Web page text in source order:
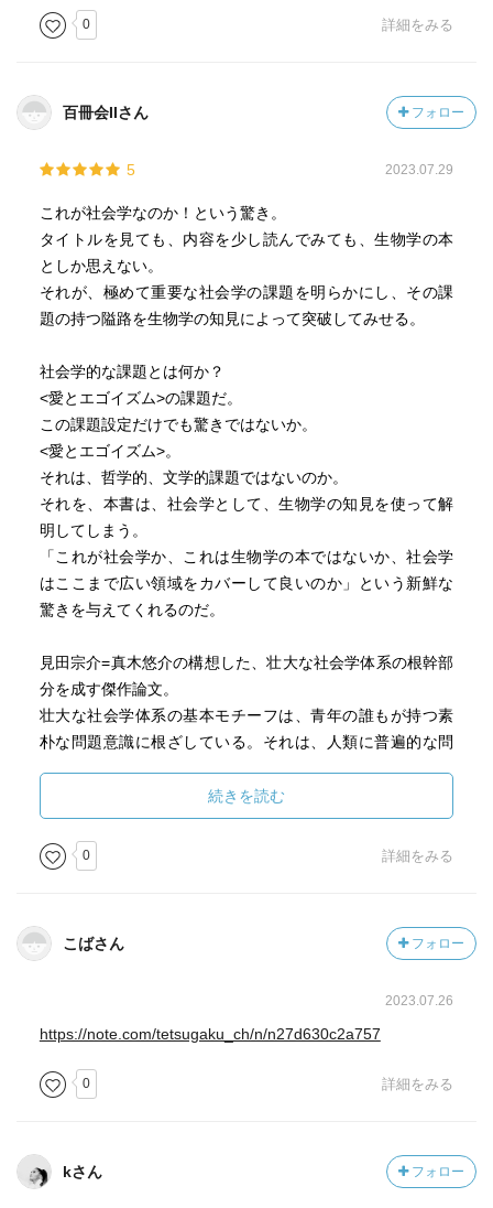
子の淘汰、多細胞化、免疫系の発達、脳神経系の発達)、遺
伝子の目的とは独立の固有の目的を持つテレオノミー的主
能力を前提に群居性・社会性で獲得される
⑦動物個体は生成子からの派生物が生成子の論理の直接の
個体が個体を超えたものを派生させ自立する
と本文を章毎に簡潔に要約し、この論文の意味と価値を評
価し著者の学問的立ち位置や構想・思考の経緯も説明して
いる、流石に優秀なゼミ生である。
宮台真司や小熊英二も彼のゼミ生だった。
先に読んだ利根川進と立花隆の『精神と物質』の内容に重
なるところがある。その部分も抜書きすると。
立花の「遺伝子によって生命現象の大枠が決められている
とすると基本的に生命の神秘なんてものはないということ
になりますか」という問いに利根川は「神秘ということは
要するに理解できないということでしょう。生物というの
たものですよね。無生物からできたものであれば物理及び
化学の方法論で解明できるものです。要するに生物は非常
に複雑な機械にすぎないと思いますね」と答えている。
「人間の精神現象というのは重さも形もない物質としての
実体がないんだから物質レベルで説明をつける意義があま
りないと思いますが」に対して「こういう性状を持たない
もの例えば電気とか磁気も現代物理学の対象になっていま
のに有効な法則を導き出すことが出来ると確信していま
象そのものに興味を持っているのであって必ずしもその原
あいう学問はみんな結局は脳の研究に向かうと思います。
性格形成等の原理が科学的にわかってくればああいう学問
の内容は大いに変わると思います。それがどうなっている
かよくわからないから現象を現象のまま扱う学問が発達し
「すると21世紀には人文科学が解体してブレイン・サイエ
ンスのもとに統合されてしまうことになりますか、文学と
0 詳細をみる
百冊会IIさん フォロー
5 2023.07.29
これが社会学なのか！という驚き。
タイトルを見ても、内容を少し読んでみても、生物学の本
としか思えない。
それが、極めて重要な社会学の課題を明らかにし、その課
題の持つ隘路を生物学の知見によって突破してみせる。
社会学的な課題とは何か？
<愛とエゴイズム>の課題だ。
この課題設定だけでも驚きではないか。
<愛とエゴイズム>。
それは、哲学的、文学的課題ではないのか。
それを、本書は、社会学として、生物学の知見を使って解
明してしまう。
「これが社会学か、これは生物学の本ではないか、社会学
はここまで広い領域をカバーして良いのか」という新鮮な
驚きを与えてくれるのだ。
見田宗介=真木悠介の構想した、壮大な社会学体系の根幹部
分を成す傑作論文。
壮大な社会学体系の基本モチーフは、青年の誰もが持つ素
朴な問題意識に根ざしている。それは、人類に普遍的な問
ひとつは<死とニヒリズムの問題>もう一つは<愛とエゴイズ
ムの問題>だ。
前者については、本書に先立って発表された「時間の比較
社会学」(1979)で解決を与えてみせた。
答を求めたのが、この「自我の起源」なのだ。
1993年の論文だが、現在でも全く色褪せていない。
作者は、本書の執筆に10年掛けて取り組んだと語ってい
る。
パラダイムだ。
のせいにされ、生物自身には自由も何も存在しないことに
なってしまう。
続きを読む
0 詳細をみる
こばさん フォロー
2023.07.26
https://note.com/tetsugaku_ch/n/n27d630c2a757
0 詳細をみる
kさん フォロー